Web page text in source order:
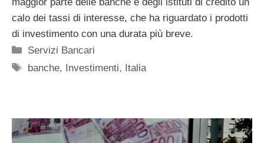
calo dei tassi di interesse, che ha riguardato i prodotti
di investimento con una durata più breve.
Categorie
Servizi Bancari
Tag
banche, Investimenti, Italia